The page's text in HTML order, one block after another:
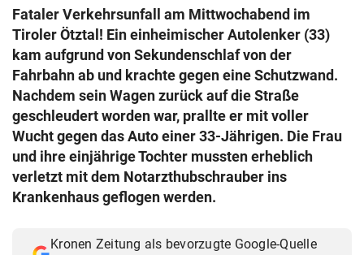
search
eingeben
© Krone Multimedia GmbH & Co KG 2026
Muthgasse 2, 1190 Wien
Fataler Verkehrsunfall am Mittwochabend im
Tiroler Ötztal! Ein einheimischer Autolenker (33)
kam aufgrund von Sekundenschlaf von der
Fahrbahn ab und krachte gegen eine Schutzwand.
Nachdem sein Wagen zurück auf die Straße
geschleudert worden war, prallte er mit voller
Wucht gegen das Auto einer 33-Jährigen. Die Frau
und ihre einjährige Tochter mussten erheblich
verletzt mit dem Notarzthubschrauber ins
Krankenhaus geflogen werden.
Kronen Zeitung als bevorzugte Google-Quelle